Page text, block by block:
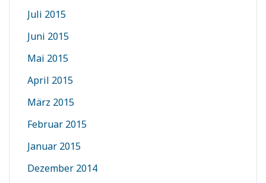
Juli 2015
Juni 2015
Mai 2015
April 2015
März 2015
Februar 2015
Januar 2015
Dezember 2014